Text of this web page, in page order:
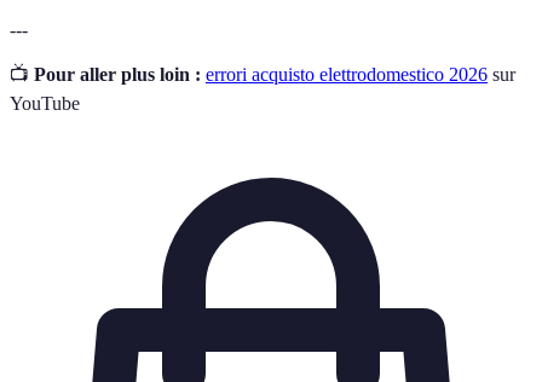
---
📺 Pour aller plus loin : errori acquisto elettrodomestico 2026 sur
YouTube